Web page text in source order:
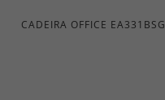
CADEIRA OFFICE EA331BSG